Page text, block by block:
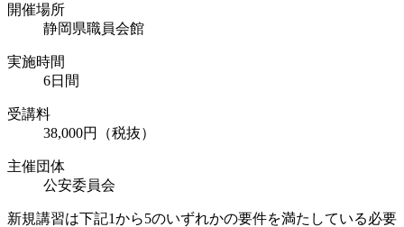
開催場所
静岡県職員会館
実施時間
6日間
受講料
38,000円（税抜）
主催団体
公安委員会
新規講習は下記1から5のいずれかの要件を満たしている必要